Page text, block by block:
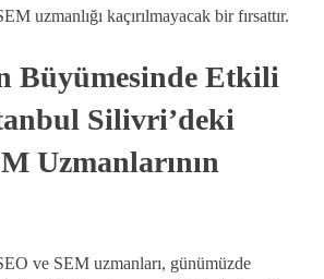
uzmanlığı kaçırılmayacak bir fırsattır.
Büyümesinde Etkili
Silivri’deki
Uzmanlarının
ve SEM uzmanları, günümüzde